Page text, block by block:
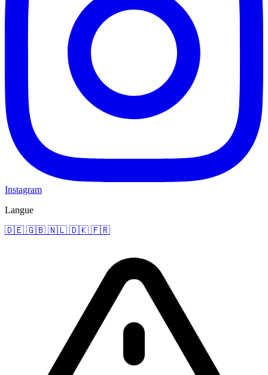
Instagram
Langue
🇩🇪 🇬🇧 🇳🇱 🇩🇰 🇫🇷